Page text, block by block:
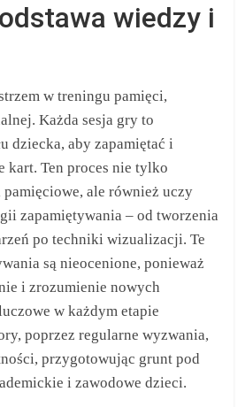
wiedzy i
w treningu pamięci,
Każda sesja gry to
dziecka, aby zapamiętać i
kart. Ten proces nie tylko
ale również uczy
zapamiętywania – od tworzenia
po techniki wizualizacji. Te
są nieocenione, ponieważ
i zrozumienie nowych
w każdym etapie
poprzez regularne wyzwania,
przygotowując grunt pod
i zawodowe dzieci.